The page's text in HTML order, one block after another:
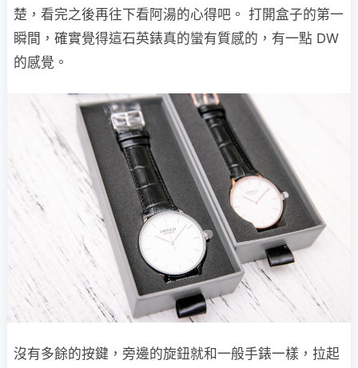
楚，看完之後再往下看阿湯的心得吧。 打開盒子的第一
瞬間，確實覺得這石英錶真的蠻有質感的，有一點 DW
的感覺。
沒有多餘的按鍵，旁邊的旋鈕就和一般手錶一樣，拉起